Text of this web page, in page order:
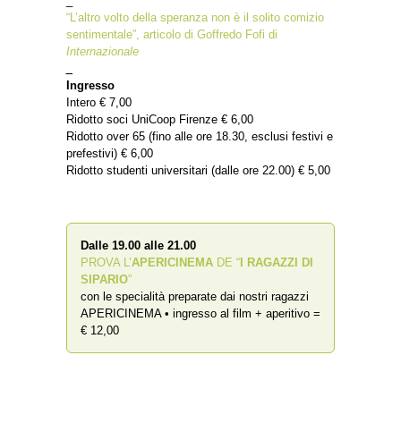
“L’altro volto della speranza non è il solito comizio
sentimentale”, articolo di Goffredo Fofi di
Internazionale
Ingresso
Intero € 7,00
Ridotto soci UniCoop Firenze € 6,00
Ridotto over 65 (fino alle ore 18.30, esclusi festivi e
prefestivi) € 6,00
Ridotto studenti universitari (dalle ore 22.00) € 5,00
Dalle 19.00 alle 21.00
PROVA L’APERICINEMA DE “ I RAGAZZI DI
SIPARIO”
con le specialità preparate dai nostri ragazzi
APERICINEMA • ingresso al film + aperitivo =
€ 12,00